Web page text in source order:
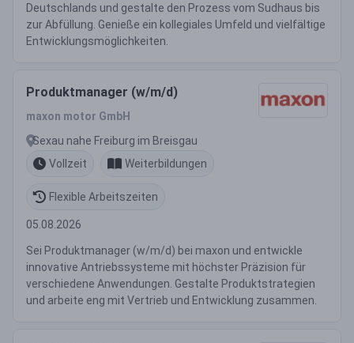
Deutschlands und gestalte den Prozess vom Sudhaus bis
zur Abfüllung. Genieße ein kollegiales Umfeld und vielfältige
Entwicklungsmöglichkeiten.
Produktmanager (w/m/d)
maxon motor GmbH
Sexau nahe Freiburg im Breisgau
Vollzeit
Weiterbildungen
Flexible Arbeitszeiten
05.08.2026
Sei Produktmanager (w/m/d) bei maxon und entwickle
innovative Antriebssysteme mit höchster Präzision für
verschiedene Anwendungen. Gestalte Produktstrategien
und arbeite eng mit Vertrieb und Entwicklung zusammen.